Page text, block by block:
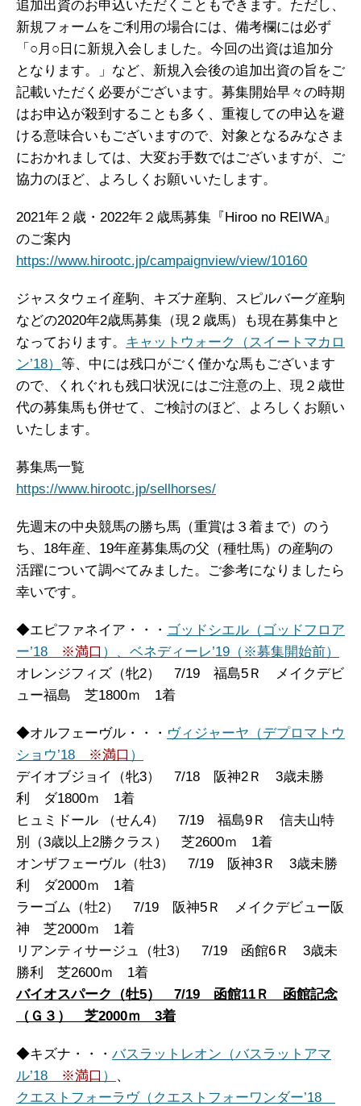
追加出資のお申込いただくこともできます。ただし、
新規フォームをご利用の場合には、備考欄には必ず
「○月○日に新規入会しました。今回の出資は追加分
となります。」など、新規入会後の追加出資の旨をご
記載いただく必要がございます。募集開始早々の時期
はお申込が殺到することも多く、重複しての申込を避
ける意味合いもございますので、対象となるみなさま
におかれましては、大変お手数ではございますが、ご
協力のほど、よろしくお願いいたします。
2021年２歳・2022年２歳馬募集『Hiroo no REIWA』
のご案内
https://www.hirootc.jp/campaignview/view/10160
ジャスタウェイ産駒、キズナ産駒、スピルバーグ産駒
などの2020年2歳馬募集（現２歳馬）も現在募集中と
なっております。 キャットウォーク（スイートマカロ
ン’18） 等、中には残口がごく僅かな馬もございます
ので、くれぐれも残口状況にはご注意の上、現２歳世
代の募集馬も併せて、ご検討のほど、よろしくお願い
いたします。
募集馬一覧
https://www.hirootc.jp/sellhorses/
先週末の中央競馬の勝ち馬（重賞は３着まで）のう
ち、18年産、19年産募集馬の父（種牡馬）の産駒の
活躍について調べてみました。ご参考になりましたら
幸いです。
◆エピファネイア・・・ ゴッドシエル（ゴッドフロア
ー’18
※満口 ）、 ベネディーレ’19（※募集開始前）
オレンジフィズ（牝2） 7/19 福島5Ｒ メイクデビ
ュー福島 芝1800ｍ 1着
◆オルフェーヴル・・・ ヴィジャーヤ（デプロマトウ
ショウ’18
※満口 ）
デイオブジョイ（牝3） 7/18 阪神2Ｒ 3歳未勝
利 ダ1800ｍ 1着
ヒュミドール （せん4） 7/19 福島9Ｒ 信夫山特
別（3歳以上2勝クラス） 芝2600ｍ 1着
オンザフェーヴル（牡3） 7/19 阪神3Ｒ 3歳未勝
利 ダ2000ｍ 1着
ラーゴム（牡2） 7/19 阪神5Ｒ メイクデビュー阪
神 芝2000ｍ 1着
リアンティサージュ（牡3） 7/19 函館6Ｒ 3歳未
勝利 芝2600ｍ 1着
バイオスパーク（牡5） 7/19 函館11Ｒ 函館記念
（Ｇ３） 芝2000ｍ 3着
◆キズナ・・・ バスラットレオン（バスラットアマ
ル’18
※満口 ）
、
クエストフォーラヴ（クエストフォーワンダー’18